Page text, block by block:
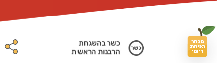
מבחר
הפירות
היומי